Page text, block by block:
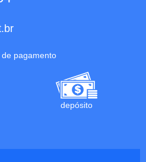
pagamento
depósito